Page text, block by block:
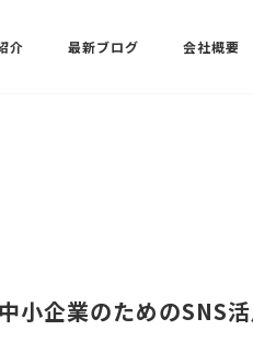
介 最新ブログ 会社概要
企業のためのSNS活